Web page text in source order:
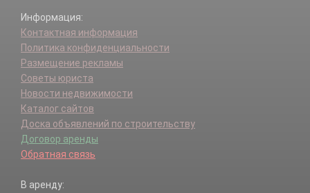
Информация:
Контактная информация
Политика конфиденциальности
Размещение рекламы
Советы юриста
Новости недвижимости
Каталог сайтов
Доска объявлений по строительству
Договор аренды
Обратная связь
В аренду: